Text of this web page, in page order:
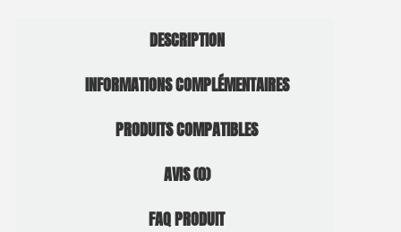
DESCRIPTION
INFORMATIONS COMPLÉMENTAIRES
PRODUITS COMPATIBLES
AVIS (0)
FAQ PRODUIT